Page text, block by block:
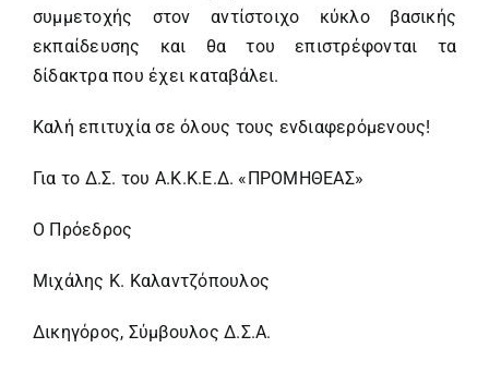
συμμετοχής στον αντίστοιχο κύκλο βασικής
εκπαίδευσης και θα του επιστρέφονται τα
δίδακτρα που έχει καταβάλει.
Καλή επιτυχία σε όλους τους ενδιαφερόμενους!
Για το Δ.Σ. του Α.Κ.Κ.Ε.Δ. «ΠΡΟΜΗΘΕΑΣ»
Ο Πρόεδρος
Μιχάλης Κ. Καλαντζόπουλος
Δικηγόρος, Σύμβουλος Δ.Σ.Α.